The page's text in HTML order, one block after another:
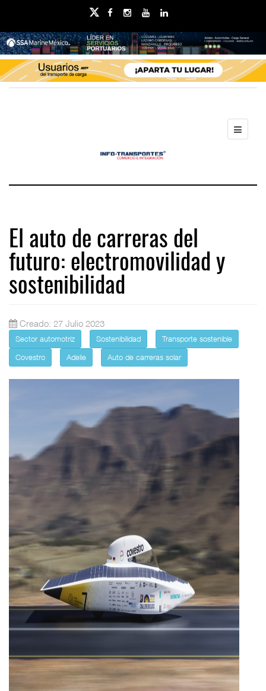
El auto de carreras del
futuro: electromovilidad y
sostenibilidad
Creado: 27 Julio 2023
Sector automotriz Sostenibilidad
Transporte sostenible
Covestro
Adelie Auto de carreras solar